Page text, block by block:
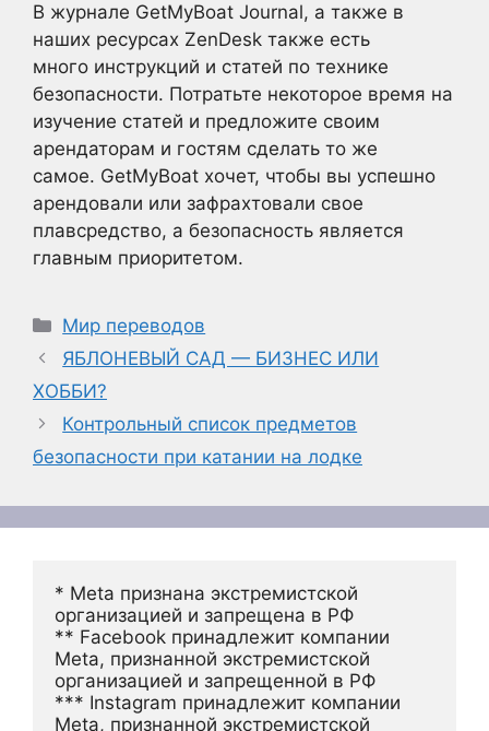
В журнале GetMyBoat Journal, а также в
наших ресурсах ZenDesk также есть
много инструкций и статей по технике
безопасности. Потратьте некоторое время на
изучение статей и предложите своим
арендаторам и гостям сделать то же
самое. GetMyBoat хочет, чтобы вы успешно
арендовали или зафрахтовали свое
плавсредство, а безопасность является
главным приоритетом.
Рубрики
Мир переводов
ЯБЛОНЕВЫЙ САД — БИЗНЕС ИЛИ
ХОББИ?
Контрольный список предметов
безопасности при катании на лодке
* Meta признана экстремистской
организацией и запрещена в РФ
** Facebook принадлежит компании
Meta, признанной экстремистской
организацией и запрещенной в РФ
*** Instagram принадлежит компании
Meta, признанной экстремистской